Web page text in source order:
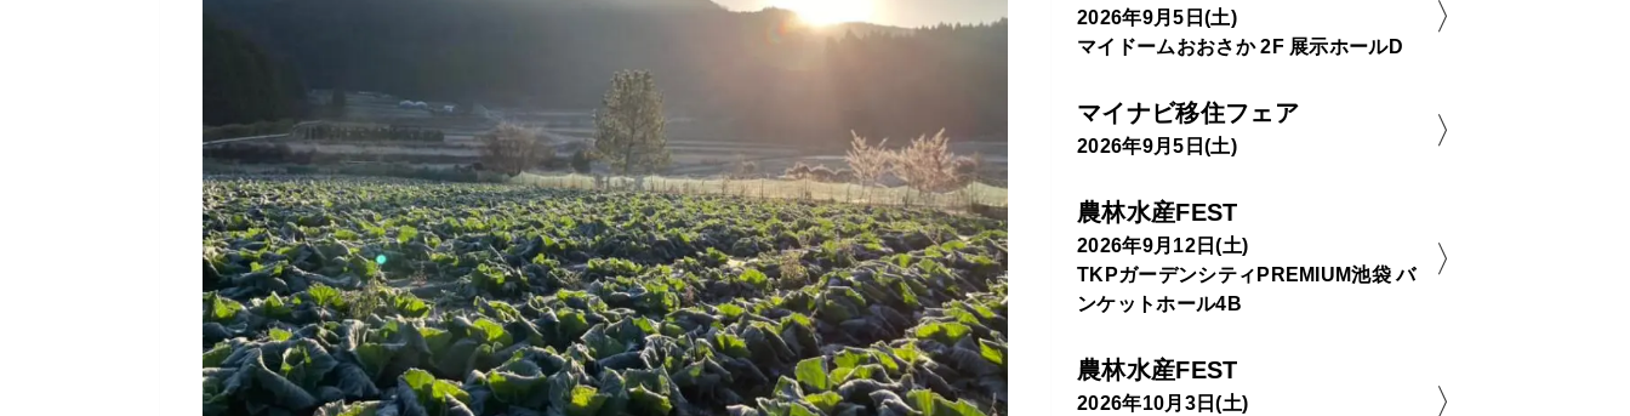
2026年9月5日(土)
マイドームおおさか 2F 展示ホールD
マイナビ移住フェア
2026年9月5日(土)
農林水産FEST
2026年9月12日(土)
TKPガーデンシティPREMIUM池袋 バ
ンケットホール4B
農林水産FEST
2026年10月3日(土)